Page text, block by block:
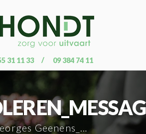
31 11 33 09 384 74 11
Geenens_12545